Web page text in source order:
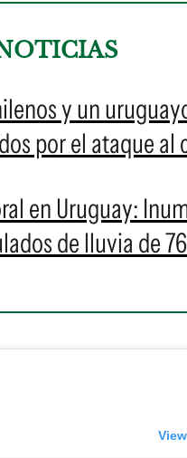
y un
por el ataque al
en Uruguay:
de lluvia de